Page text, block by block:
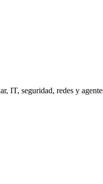
IT, seguridad, redes y